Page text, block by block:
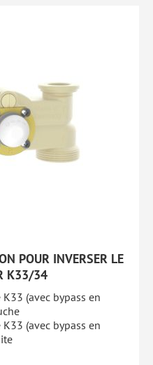
POUR INVERSER LE
K33/34
(avec bypass en
(avec bypass en